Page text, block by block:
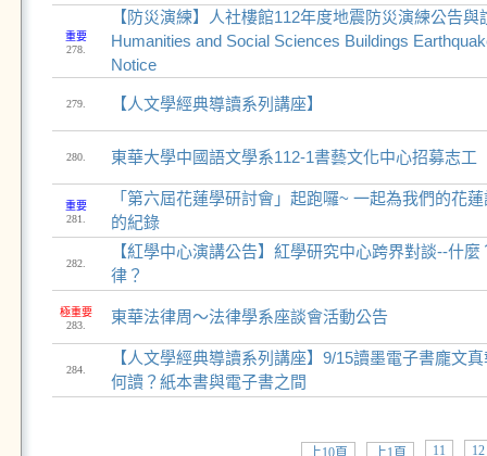
重要
278.
【防災演練】人社樓館112年度地震防災演練公告與
Humanities and Social Sciences Buildings
Notice
279. 【人文學經典導讀系列講座】
280. 東華大學中國語文學系112-1書藝文化中心招募志工
重要
281.
「第六屆花蓮學研討會」起跑囉~ 一起為我們的花
的紀錄
282.
【紅學中心演講公告】紅學研究中心跨界對談--什
律？
極重要
283.
東華法律周～法律學系座談會活動公告
284.
【人文學經典導讀系列講座】9/15讀墨電子書龐文
何讀？紙本書與電子書之間
上10頁 上1頁 11 12